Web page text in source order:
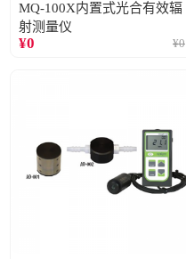
MQ-100X内置式光合有效辐
射测量仪
¥0 ¥0